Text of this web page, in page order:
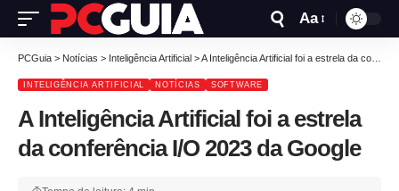
Aa
PCGuia > Notícias > Inteligência Artificial >A Inteligência Artificial foi a estrela da conferência I/O 2023 da Google
INTELIGÊNCIA ARTIFICIAL NOTÍCIAS SOFTWARE
A Inteligência Artificial foi a estrela
da conferência I/O 2023 da Google